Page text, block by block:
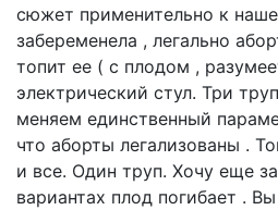
сюжет применительно к
забеременела , легально
топит ее ( с плодом ,
электрический стул. Три
меняем единственный
что аборты легализованы .
и все. Один труп. Хочу еще
вариантах плод погибает .